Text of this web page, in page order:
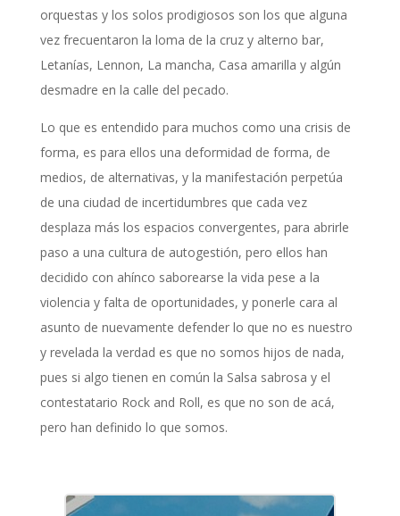
orquestas y los solos prodigiosos son los que alguna
vez frecuentaron la loma de la cruz y alterno bar,
Letanías, Lennon, La mancha, Casa amarilla y algún
desmadre en la calle del pecado.
Lo que es entendido para muchos como una crisis de
forma, es para ellos una deformidad de forma, de
medios, de alternativas, y la manifestación perpetúa
de una ciudad de incertidumbres que cada vez
desplaza más los espacios convergentes, para abrirle
paso a una cultura de autogestión, pero ellos han
decidido con ahínco saborearse la vida pese a la
violencia y falta de oportunidades, y ponerle cara al
asunto de nuevamente defender lo que no es nuestro
y revelada la verdad es que no somos hijos de nada,
pues si algo tienen en común la Salsa sabrosa y el
contestatario Rock and Roll, es que no son de acá,
pero han definido lo que somos.